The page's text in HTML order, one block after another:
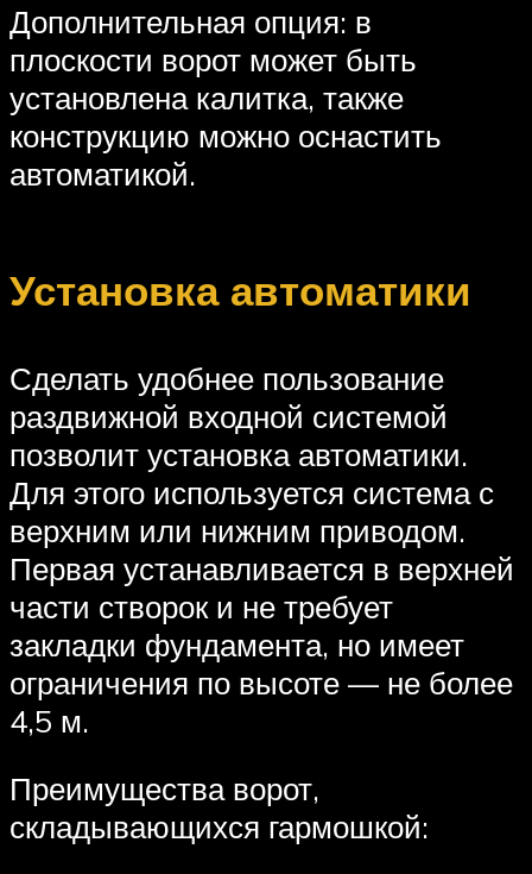
Дополнительная опция: в
плоскости ворот может быть
установлена калитка, также
конструкцию можно оснастить
автоматикой.
Установка автоматики
Сделать удобнее пользование
раздвижной входной системой
позволит установка автоматики.
Для этого используется система с
верхним или нижним приводом.
Первая устанавливается в верхней
части створок и не требует
закладки фундамента, но имеет
ограничения по высоте — не более
4,5 м.
Преимущества ворот,
складывающихся гармошкой: